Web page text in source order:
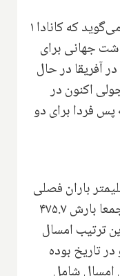
۳- ملانی جولی وزیر امور خارجه می‌گوید که کانادا ۱
جهانی برای
آفریقا در حال
اکنون در
فردا برای دو
رکورد تاریخی ۳۹۶.۲ میلیمتر باران فصلی
را با باران‌های شنبه و یکشنبه که جمعا بارش ۴۷۵.۷
ترتیب امسال
تاریخ بوده